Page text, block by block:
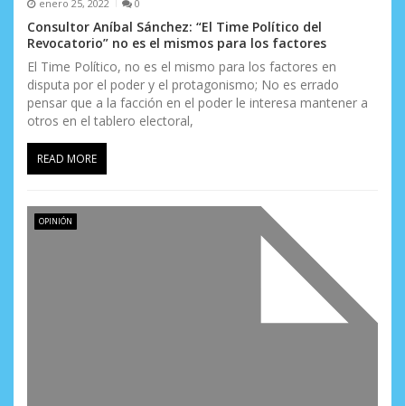
enero 25, 2022 0
Consultor Aníbal Sánchez: “El Time Político del
Revocatorio” no es el mismos para los factores
El Time Político, no es el mismo para los factores en
disputa por el poder y el protagonismo; No es errado
pensar que a la facción en el poder le interesa mantener a
otros en el tablero electoral,
READ MORE
OPINIÓN